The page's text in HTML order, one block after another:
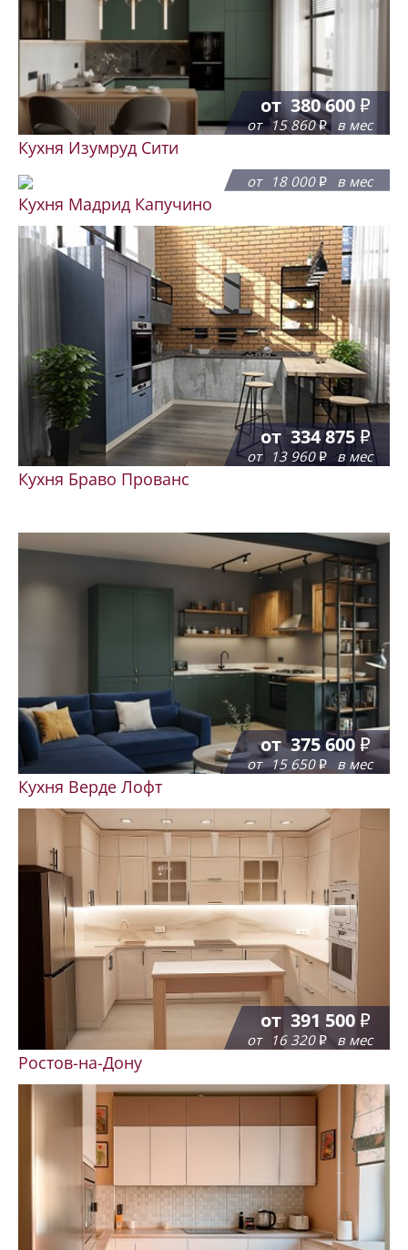
от 380 600
от 15 860 в мес
Кухня Изумруд Сити
от 18 000 в мес
Кухня Мадрид Капучино
от 334 875
от 13 960 в мес
Кухня Браво Прованс
от 375 600
от 15 650 в мес
Кухня Верде Лофт
от 391 500
от 16 320 в мес
Ростов-на-Дону